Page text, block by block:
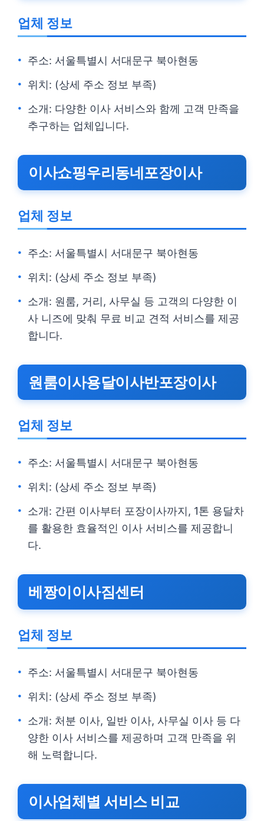
업체 정보
주소: 서울특별시 서대문구 북아현동
위치: (상세 주소 정보 부족)
소개: 다양한 이사 서비스와 함께 고객 만족을
추구하는 업체입니다.
이사쇼핑우리동네포장이사
업체 정보
주소: 서울특별시 서대문구 북아현동
위치: (상세 주소 정보 부족)
소개: 원룸, 거리, 사무실 등 고객의 다양한 이
사 니즈에 맞춰 무료 비교 견적 서비스를 제공
합니다.
원룸이사용달이사반포장이사
업체 정보
주소: 서울특별시 서대문구 북아현동
위치: (상세 주소 정보 부족)
소개: 간편 이사부터 포장이사까지, 1톤 용달차
를 활용한 효율적인 이사 서비스를 제공합니
다.
베짱이이사짐센터
업체 정보
주소: 서울특별시 서대문구 북아현동
위치: (상세 주소 정보 부족)
소개: 처분 이사, 일반 이사, 사무실 이사 등 다
양한 이사 서비스를 제공하며 고객 만족을 위
해 노력합니다.
이사업체별 서비스 비교